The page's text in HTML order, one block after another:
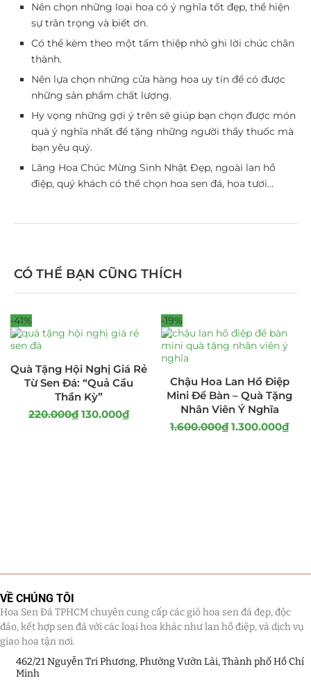
Nên chọn những loại hoa có ý nghĩa tốt đẹp, thể hiện
sự trân trọng và biết ơn.
Có thể kèm theo một tấm thiệp nhỏ ghi lời chúc chân
thành.
Nên lựa chọn những cửa hàng hoa uy tín để có được
những sản phẩm chất lượng.
Hy vọng những gợi ý trên sẽ giúp bạn chọn được món
quà ý nghĩa nhất để tặng những người thầy thuốc mà
bạn yêu quý.
Lãng Hoa Chúc Mừng Sinh Nhật Đẹp, ngoài lan hồ
điệp, quý khách có thể chọn hoa sen đá, hoa tươi…
CÓ THỂ BẠN CŨNG THÍCH
-41%
Quà Tặng Hội Nghị Giá Rẻ
Từ Sen Đá: “Quả Cầu
Thần Kỳ”
220.000₫ 130.000₫
-19%
Chậu Hoa Lan Hồ Điệp
Mini Để Bàn – Quà Tặng
Nhân Viên Ý Nghĩa
1.600.000₫ 1.300.000₫
VỀ CHÚNG TÔI
Hoa Sen Đá TPHCM chuyên cung cấp các giỏ hoa sen đá đẹp, độc
đáo, kết hợp sen đá với các loại hoa khác như lan hồ điệp, và dịch vụ
giao hoa tận nơi.
462/21 Nguyễn Tri Phương, Phường Vườn Lài, Thành phố Hồ Chí
Minh